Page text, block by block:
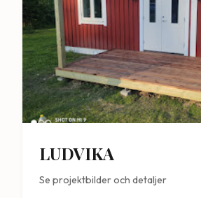
LUDVIKA
Se projektbilder och detaljer